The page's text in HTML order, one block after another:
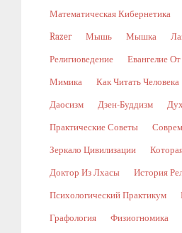
Математическая Кибернетика
Razer Мышь Мышка
Религиоведение Евангелие
Мимика Как Читать Человека
Даосизм Дзен-Буддизм
Практические Советы
Зеркало Цивилизации
Доктор Из Лхасы История
Психологический Практикум
Графология Физиогномика